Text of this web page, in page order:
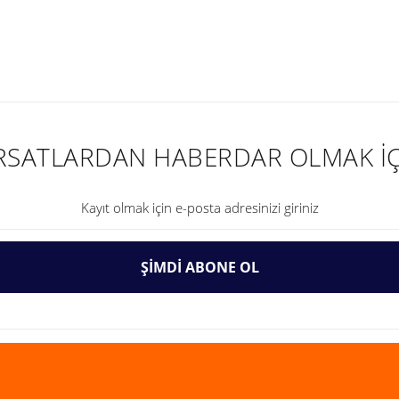
Gönder
HABERDAR OLMAK
ŞİMDİ ABONE OL